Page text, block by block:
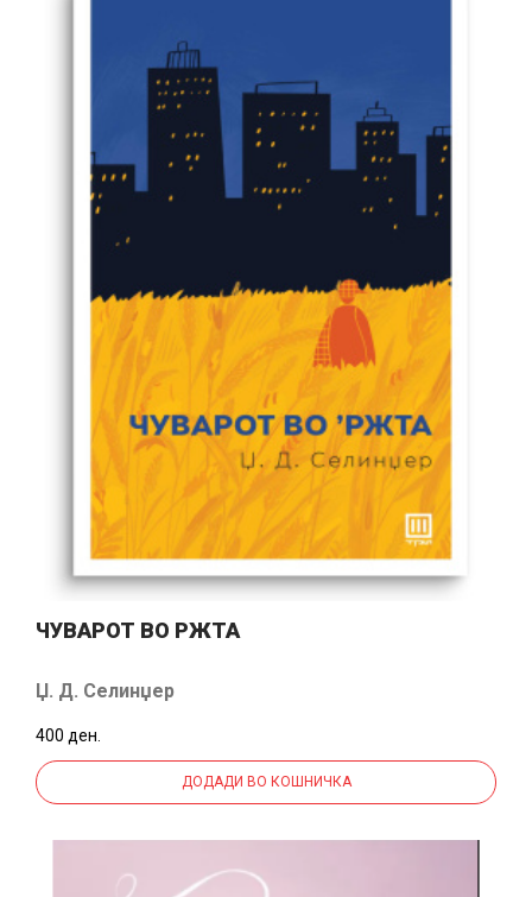
ЧУВАРОТ ВО РЖТА
Џ. Д. Селинџер
400 ден.
ДОДАДИ ВО КОШНИЧКА